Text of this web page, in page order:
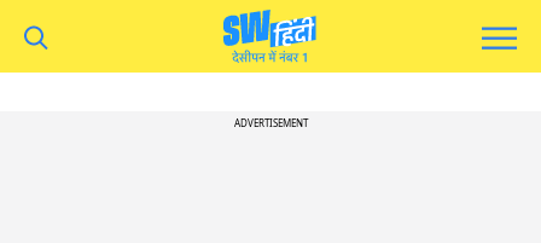
ADVERTISEMENT